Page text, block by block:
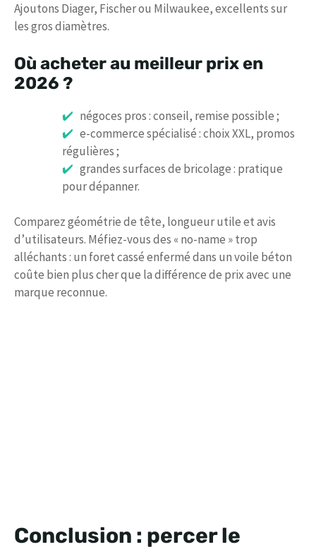
Ajoutons Diager, Fischer ou Milwaukee, excellents sur
les gros diamètres.
Où acheter au meilleur prix en
2026 ?
négoces pros : conseil, remise possible ;
e-commerce spécialisé : choix XXL, promos
régulières ;
grandes surfaces de bricolage : pratique
pour dépanner.
Comparez géométrie de tête, longueur utile et avis
d’utilisateurs. Méfiez-vous des « no-name » trop
alléchants : un foret cassé enfermé dans un voile béton
coûte bien plus cher que la différence de prix avec une
marque reconnue.
Conclusion : percer le